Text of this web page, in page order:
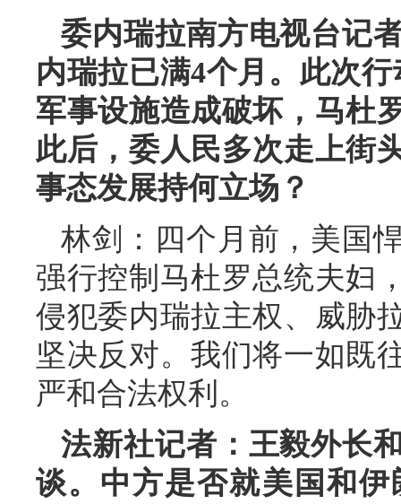
委内瑞拉南方电视台记
内瑞拉已满4个月。此次
军事设施造成破坏，马杜
此后，委人民多次走上街
事态发展持何立场？
林剑：四个月前，美国
强行控制马杜罗总统夫妇
侵犯委内瑞拉主权、威胁
坚决反对。我们将一如既
严和合法权利。
法新社记者：王毅外长
谈。中方是否就美国和